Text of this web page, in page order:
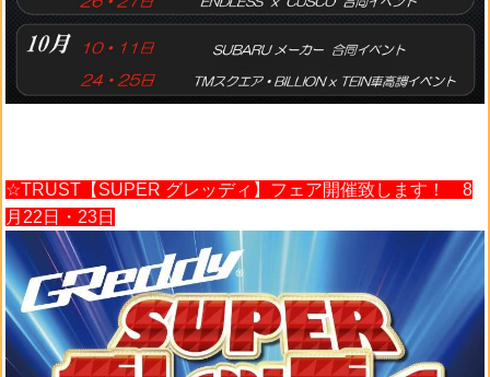
☆TRUST【SUPER グレッディ】フェア開催致します！ 8
月22日・23日